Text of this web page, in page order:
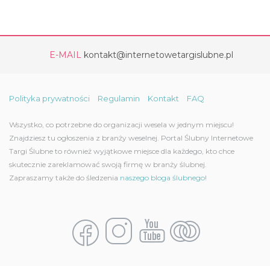
E-MAIL kontakt@internetowetargislubne.pl
Polityka prywatności Regulamin Kontakt FAQ
Wszystko, co potrzebne do organizacji wesela w jednym miejscu!
Znajdziesz tu ogłoszenia z branży weselnej. Portal Ślubny Internetowe
Targi Ślubne to również wyjątkowe miejsce dla każdego, kto chce
skutecznie zareklamować swoją firmę w branży ślubnej.
Zapraszamy także do śledzenia naszego bloga ślubnego!